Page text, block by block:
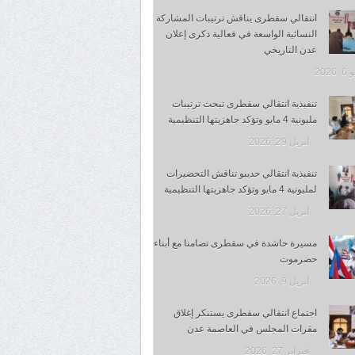
انتقالي سقطرى يناقش ترتيبات المشاركة
النسائية الواسعة في فعالية ذكرى إعلان
عدن التاريخي
تنفيذية انتقالي سقطرى تبحث ترتيبات
مليونية 4 مايو وتؤكد جاهزيتها التنظيمية
أبريل 29, 2026
تنفيذية انتقالي حديبو تناقش التحضيرات
لمليونية 4 مايو وتؤكد جاهزيتها التنظيمية
أبريل 27, 2026
مسيرة حاشدة في سقطرى تضامنا مع أبناء
حضرموت
أبريل 9, 2026
اجتماع انتقالي سقطرى يستنكر إغلاق
مقرات المجلس في العاصمة عدن
فبراير 27, 2026